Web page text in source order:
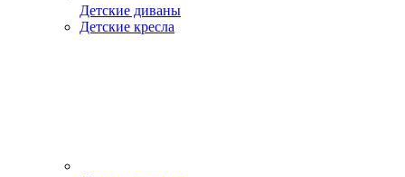
Детские диваны
Детские кресла